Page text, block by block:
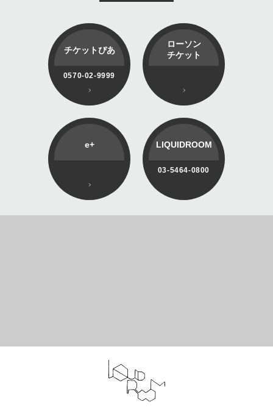
チケットぴあ
0570-02-9999
ローソン
チケット
e+ LIQUIDROOM
03-5464-0800